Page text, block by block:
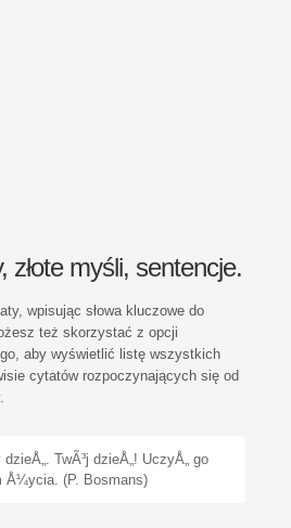
złote myśli, sentencje.
wpisując słowa kluczowe do
też skorzystać z opcji
aby wyświetlić listę wszystkich
cytatów rozpoczynających się od
TwÃ³j dzieÅ„! UczyÅ„ go
Å¼ycia. (P. Bosmans)